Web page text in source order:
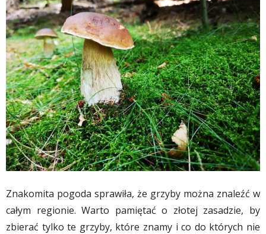
Znakomita pogoda sprawiła, że grzyby można znaleźć w
całym regionie. Warto pamiętać o złotej zasadzie, by
zbierać tylko te grzyby, które znamy i co do których nie